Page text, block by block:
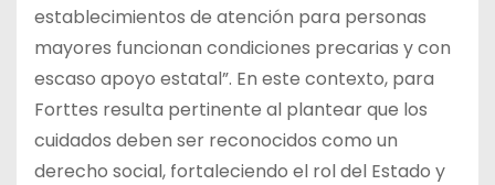
establecimientos de atención para personas
mayores funcionan condiciones precarias y con
escaso apoyo estatal”. En este contexto, para
Forttes resulta pertinente al plantear que los
cuidados deben ser reconocidos como un
derecho social, fortaleciendo el rol del Estado y